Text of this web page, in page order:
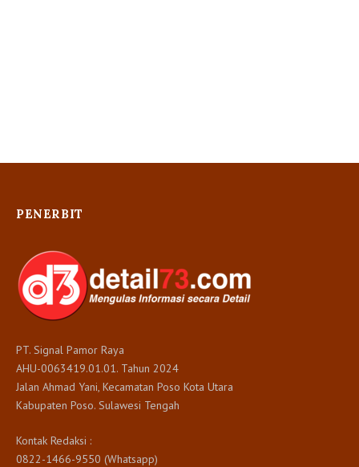
PENERBIT
PT. Signal Pamor Raya
AHU-0063419.01.01. Tahun 2024
Jalan Ahmad Yani, Kecamatan Poso Kota Utara
Kabupaten Poso. Sulawesi Tengah
Kontak Redaksi :
0822-1466-9550 (Whatsapp)